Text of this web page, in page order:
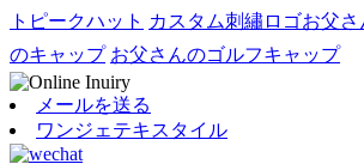
トピークハット カスタム刺繡ロゴお父さ
のキャップ お父さんのゴルフキャップ
メールを送る
ワンジェテキスタイル